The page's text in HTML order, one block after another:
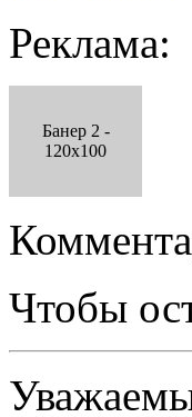
Реклама:
Банер 2 -
120x100
Чтобы